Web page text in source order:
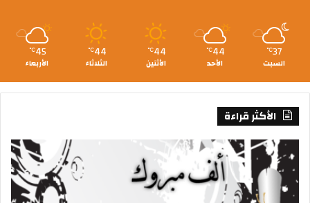
37
℃
السبت
44
℃
الأحد
44
℃
الأثنين
44
℃
الثلاثاء
45
℃
الأربعاء
الأكثر قراءة